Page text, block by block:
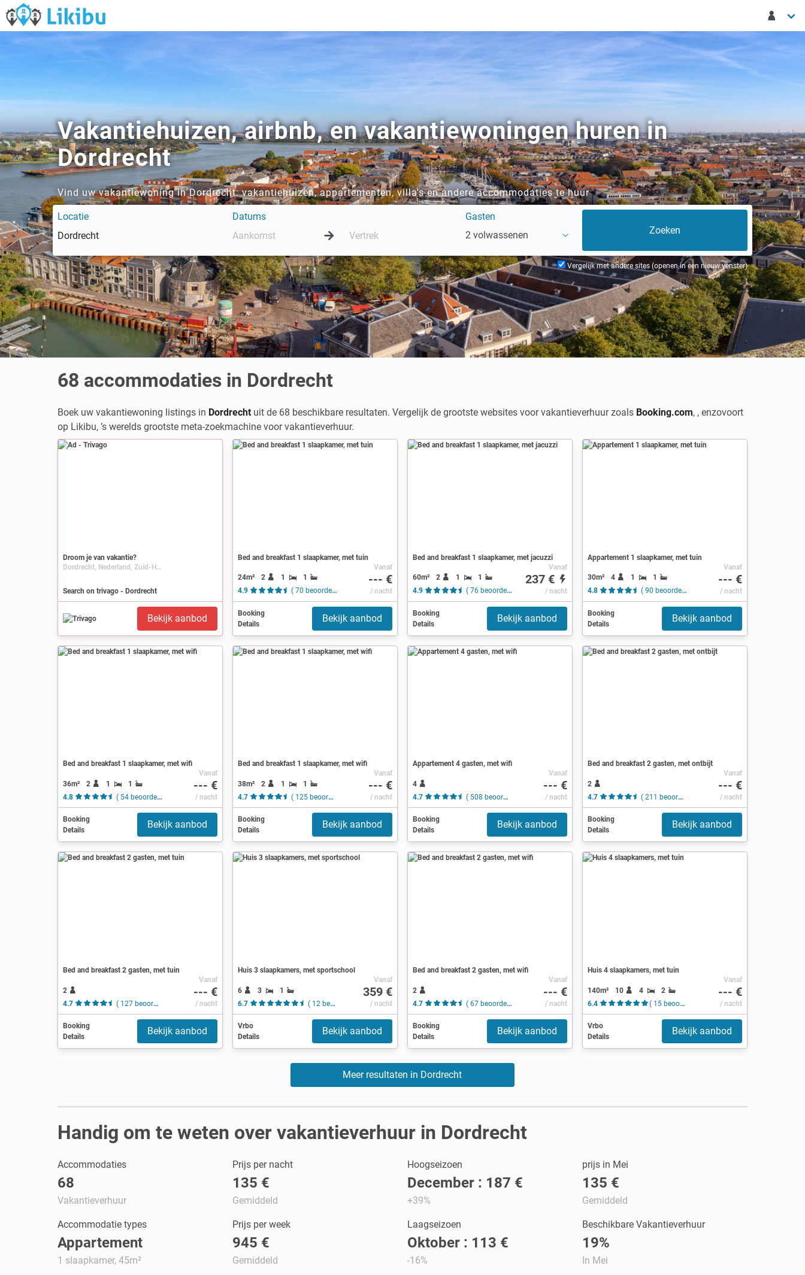
Vakantiehuizen, airbnb, en vakantiewoningen huren in
Dordrecht
Vind uw vakantiewoning in Dordrecht: vakantiehuizen, appartementen, villa's en andere accommodaties te huur
Locatie Datums
Gasten
2 volwassenen
Vergelijk met andere sites (openen in een nieuw venster)
68 accommodaties in Dordrecht
Boek uw vakantiewoning listings in Dordrecht uit de 68 beschikbare resultaten. Vergelijk de grootste websites voor vakantieverhuur zoals Booking.com, , enzovoort
op Likibu, ’s werelds grootste meta-zoekmachine voor vakantieverhuur.
Ad
Droom je van vakantie?
Dordrecht, Nederland, Zuid-Holland
Search on trivago - Dordrecht
Bekijk aanbod
Bed and breakfast 1 slaapkamer, met tuin
24m² 2 1
1
4.9
( 70 beoordelingen )
Vanaf
--- €
/ nacht
Booking
Details
Bekijk aanbod
Bed and breakfast 1 slaapkamer, met jacuzzi
60m² 2 1
1
4.9
( 76 beoordelingen )
Vanaf
237 €
/ nacht
Booking
Details
Bekijk aanbod
Appartement 1 slaapkamer, met tuin
30m² 4 1
1
4.8
( 90 beoordelingen )
Vanaf
--- €
/ nacht
Booking
Details
Bekijk aanbod
Bed and breakfast 1 slaapkamer, met wifi
36m² 2 1
1
4.8
( 54 beoordelingen )
Vanaf
--- €
/ nacht
Booking
Details
Bekijk aanbod
Bed and breakfast 1 slaapkamer, met wifi
38m² 2 1
1
4.7
( 125 beoordelingen )
Vanaf
--- €
/ nacht
Booking
Details
Bekijk aanbod
Appartement 4 gasten, met wifi
4
4.7
( 508 beoordelingen )
Vanaf
--- €
/ nacht
Booking
Details
Bekijk aanbod
Bed and breakfast 2 gasten, met ontbijt
2
4.7
( 211 beoordelingen )
Vanaf
--- €
/ nacht
Booking
Details
Bekijk aanbod
Bed and breakfast 2 gasten, met tuin
2
4.7
( 127 beoordelingen )
Vanaf
--- €
/ nacht
Booking
Details
Bekijk aanbod
Huis 3 slaapkamers, met sportschool
6 3
1
6.7
( 12 beoordelingen )
Vanaf
359 €
/ nacht
Vrbo
Details
Bekijk aanbod
Bed and breakfast 2 gasten, met wifi
2
4.7
( 67 beoordelingen )
Vanaf
--- €
/ nacht
Booking
Details
Bekijk aanbod
Huis 4 slaapkamers, met tuin
140m² 10 4
2
6.4
( 15 beoordelingen )
Vanaf
--- €
/ nacht
Vrbo
Details
Bekijk aanbod
Meer resultaten in Dordrecht
Handig om te weten over vakantieverhuur in Dordrecht
Accommodaties
68
Vakantieverhuur
Prijs per nacht
135 €
Gemiddeld
Hoogseizoen
December : 187 €
+39%
prijs in Mei
135 €
Gemiddeld
Accommodatie types
Appartement
1 slaapkamer, 45m²
Prijs per week
945 €
Gemiddeld
Laagseizoen
Oktober : 113 €
-16%
Beschikbare Vakantieverhuur
19%
In Mei